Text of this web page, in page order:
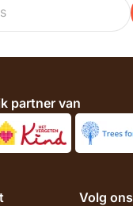
partner van
Volg ons